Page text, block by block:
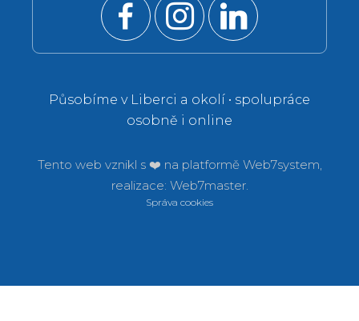
Působíme v Liberci a okolí • spolupráce
osobně i online
Tento web vznikl s ❤️ na platformě Web7system,
realizace: Web7master.
Správa cookies